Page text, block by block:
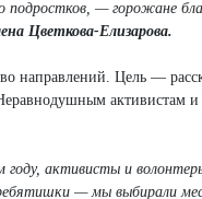
подростков, — горожане
Цветкова-Елизарова.
направлений. Цель —
активистам и
активисты и
— мы выбирали